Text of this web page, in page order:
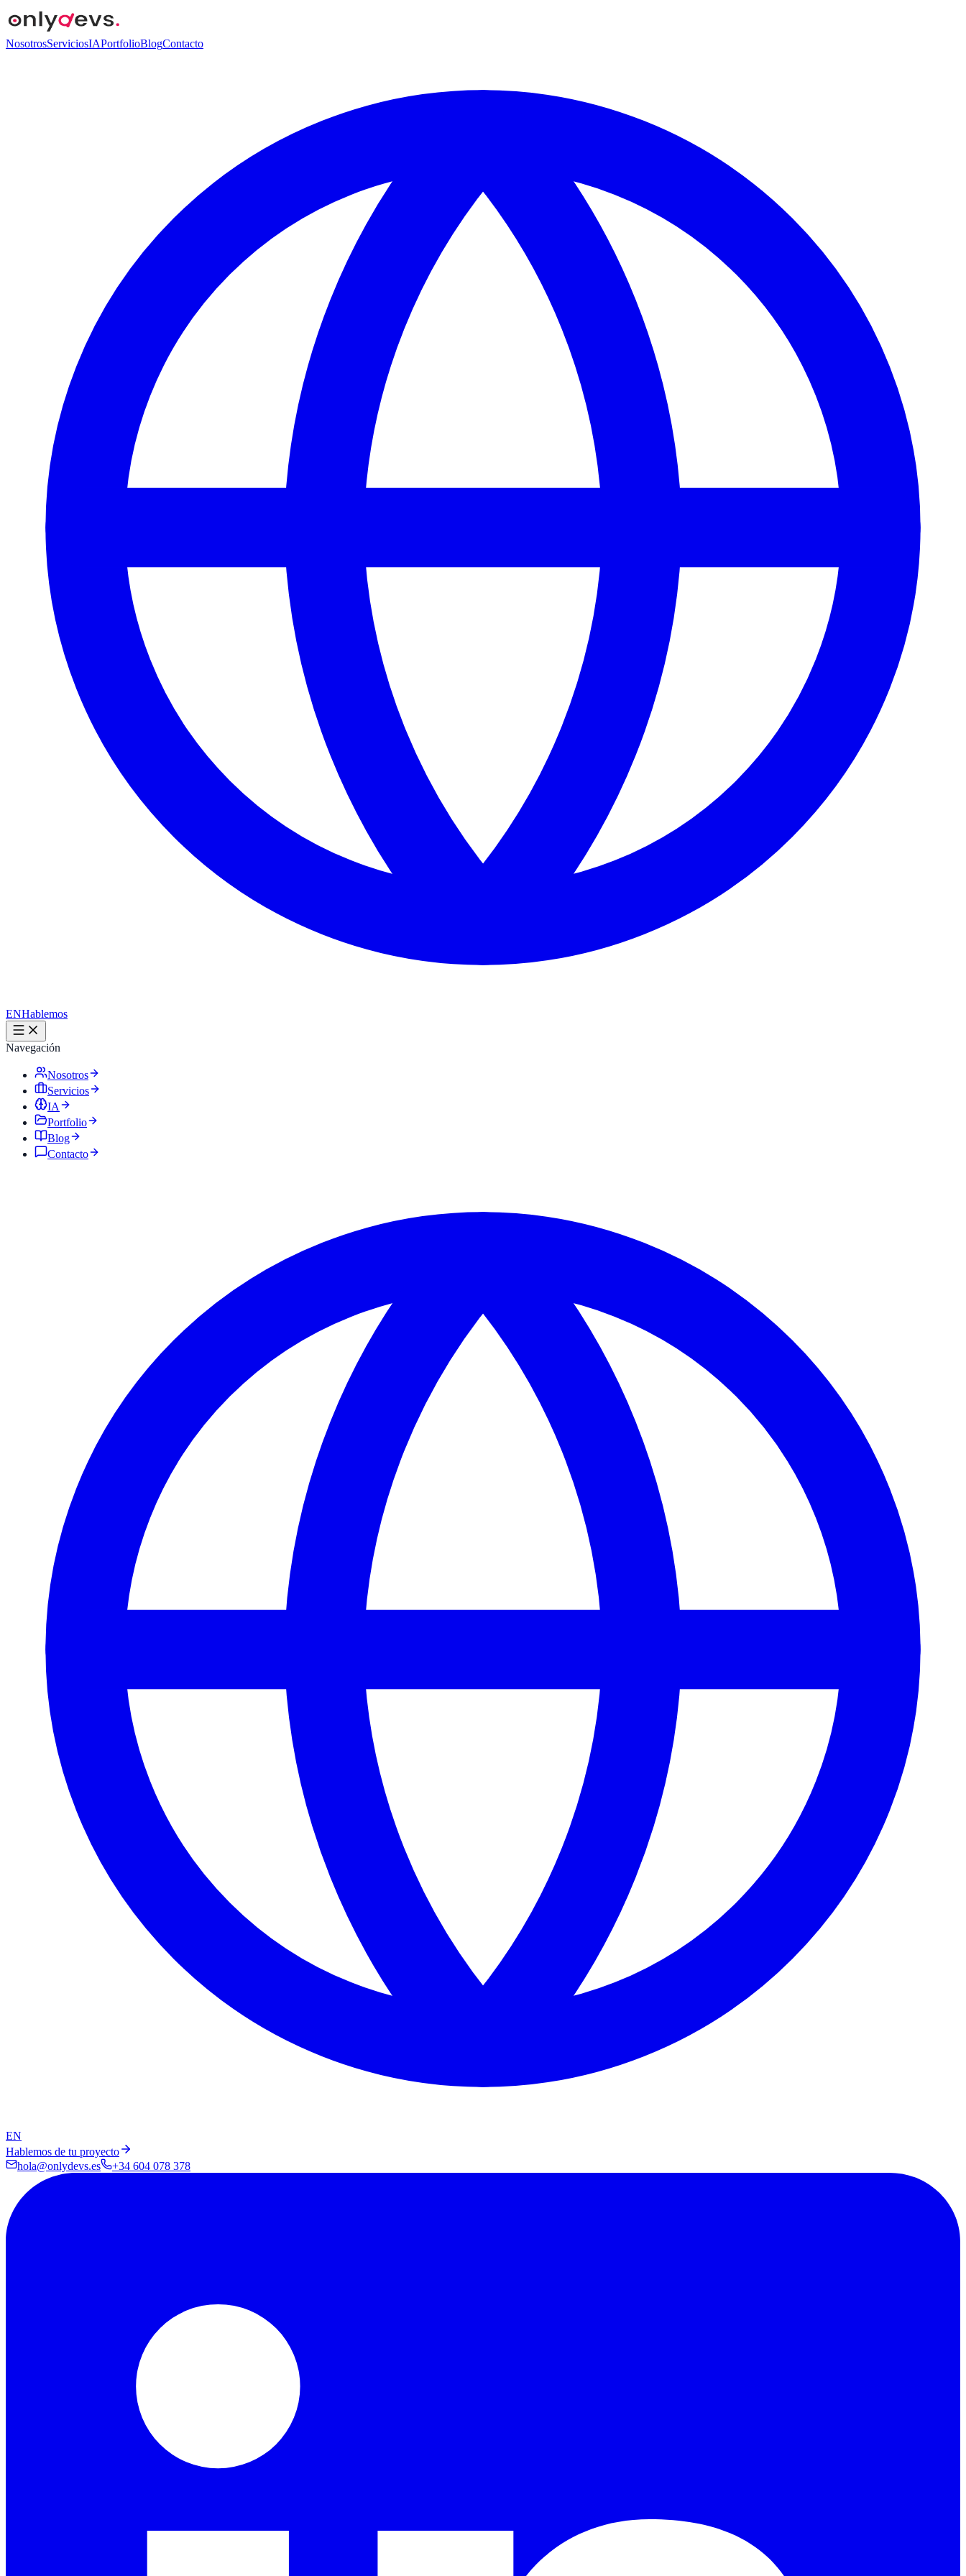
NosotrosServiciosIAPortfolioBlogContacto
ENHablemos
Navegación
Nosotros
Servicios
IA
Portfolio
Blog
Contacto
EN
Hablemos de tu proyecto
hola@onlydevs.es
+34 604 078 378